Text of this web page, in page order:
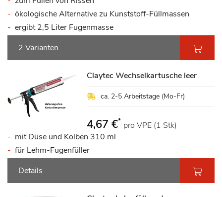
ökologische Alternative zu Kunststoff-Füllmassen
ergibt 2,5 Liter Fugenmasse
2 Varianten
Claytec Wechselkartusche leer
ca. 2-5 Arbeitstage (Mo-Fr)
4,67 €* pro VPE (1 Stk)
mit Düse und Kolben 310 ml
für Lehm-Fugenfüller
Details